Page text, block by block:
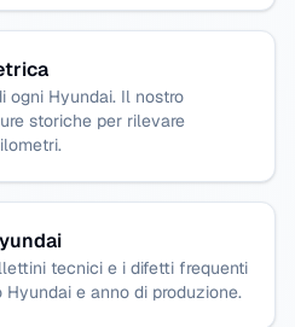
ogni Hyundai. Il nostro
storiche per rilevare
tecnici e i difetti frequenti
e anno di produzione.